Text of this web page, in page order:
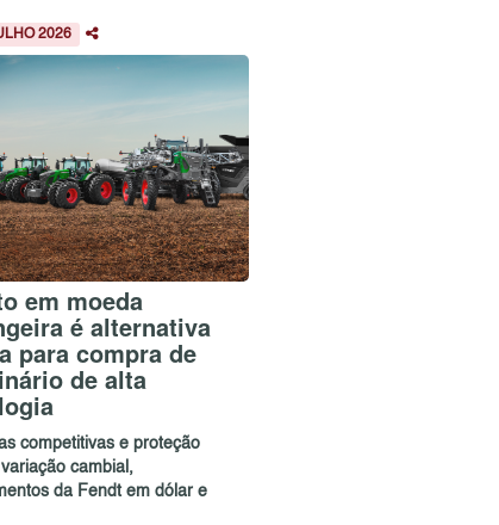
2026
em moeda
é alternativa
para compra de
de alta
competitivas e proteção
cambial,
da Fendt em dólar e